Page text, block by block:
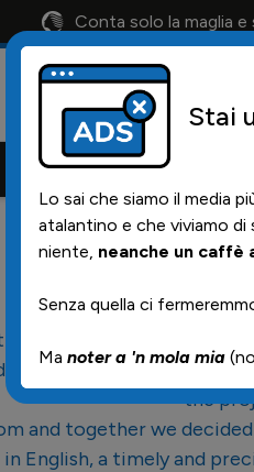
Conta solo la maglia
Calendario Il 12° Uomo
most updated and
in Bergamo" on social
the
and together we
English, a timely and
Stai
Lo sai che siamo il media
atalantino e che viviamo
niente, neanche un caffè
Senza quella ci
Ma noter a 'n mola mia